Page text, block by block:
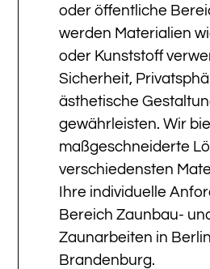
oder öffentliche
werden Materialien
oder Kunststoff
Sicherheit,
ästhetische
gewährleisten. Wir
maßgeschneiderte
verschiedensten
Ihre individuelle
Bereich Zaunbau-
Zaunarbeiten in
Brandenburg.